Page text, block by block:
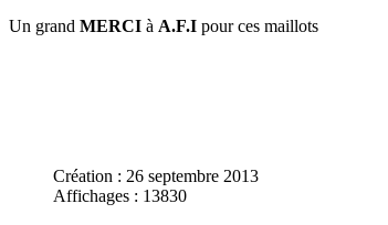
Un grand MERCI à A.F.I pour ces maillots
Création : 26 septembre 2013
Affichages : 13830